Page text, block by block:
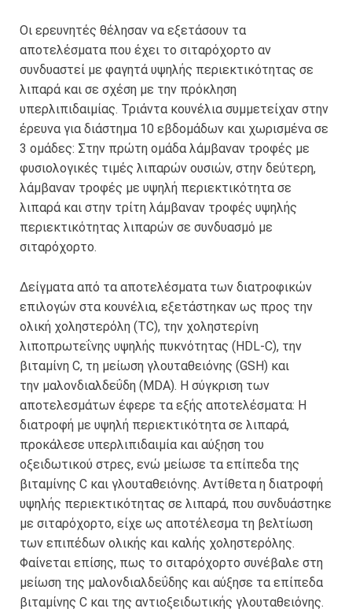
Οι ερευνητές θέλησαν να εξετάσουν τα
αποτελέσματα που έχει το σιταρόχορτο αν
συνδυαστεί με φαγητά υψηλής περιεκτικότητας σε
λιπαρά και σε σχέση με την πρόκληση
υπερλιπιδαιμίας. Τριάντα κουνέλια συμμετείχαν στην
έρευνα για διάστημα 10 εβδομάδων και χωρισμένα σε
3 ομάδες: Στην πρώτη ομάδα λάμβαναν τροφές με
φυσιολογικές τιμές λιπαρών ουσιών, στην δεύτερη,
λάμβαναν τροφές με υψηλή περιεκτικότητα σε
λιπαρά και στην τρίτη λάμβαναν τροφές υψηλής
περιεκτικότητας λιπαρών σε συνδυασμό με
σιταρόχορτο.
Δείγματα από τα αποτελέσματα των διατροφικών
επιλογών στα κουνέλια, εξετάστηκαν ως προς την
ολική χοληστερόλη (TC), την χοληστερίνη
λιποπρωτεΐνης υψηλής πυκνότητας (HDL-C), την
βιταμίνη C, τη μείωση γλουταθειόνης (GSH) και
την μαλονδιαλδεΰδη (MDA). Η σύγκριση των
αποτελεσμάτων έφερε τα εξής αποτελέσματα: Η
διατροφή με υψηλή περιεκτικότητα σε λιπαρά,
προκάλεσε υπερλιπιδαιμία και αύξηση του
οξειδωτικού στρες, ενώ μείωσε τα επίπεδα της
βιταμίνης C και γλουταθειόνης. Αντίθετα η διατροφή
υψηλής περιεκτικότητας σε λιπαρά, που συνδυάστηκε
με σιταρόχορτο, είχε ως αποτέλεσμα τη βελτίωση
των επιπέδων ολικής και καλής χοληστερόλης.
Φαίνεται επίσης, πως το σιταρόχορτο συνέβαλε στη
μείωση της μαλονδιαλδεΰδης και αύξησε τα επίπεδα
βιταμίνης C και της αντιοξειδωτικής γλουταθειόνης.